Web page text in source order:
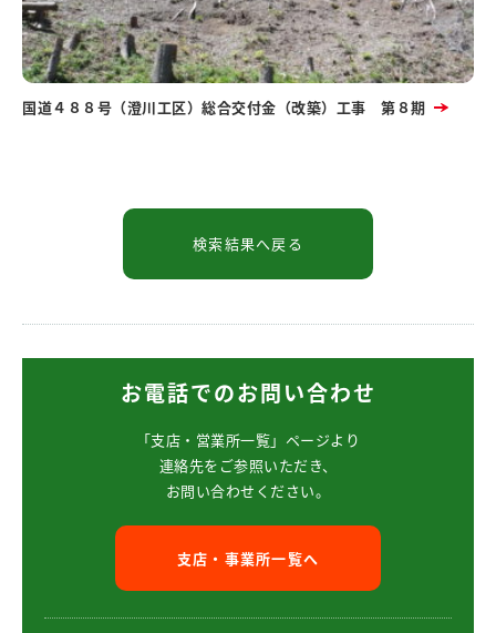
国道４８８号（澄川工区）総合交付金（改築）工事 第８期
お電話でのお問い合わせ
「支店・営業所一覧」ページより
連絡先をご参照いただき、
お問い合わせください。
支店・事業所一覧へ